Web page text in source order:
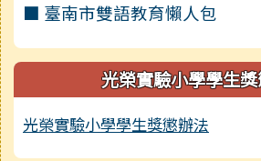
■ 臺南市雙語教育懶人包
光榮實驗小學學生
光榮實驗小學學生獎懲辦法